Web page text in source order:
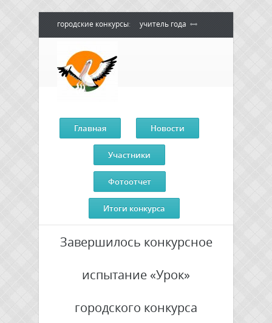
городские конкурсы: учитель года
воспитатель года
дебют педагог - психолог года
Главная Новости
Участники
Фотоотчет
Итоги конкурса
Завершилось конкурсное
испытание «Урок»
городского конкурса